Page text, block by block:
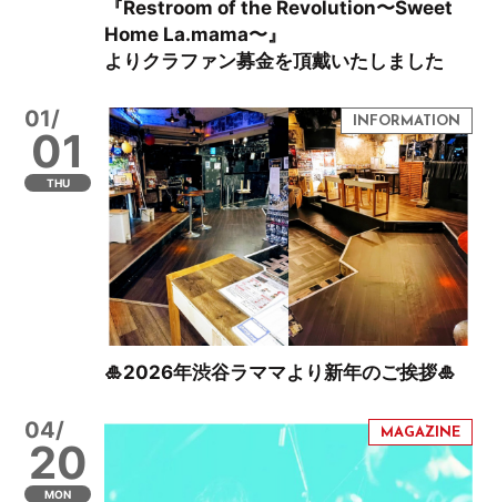
『Restroom of the Revolution〜Sweet
Home La.mama〜』
よりクラファン募金を頂戴いたしました
01/
01
THU
🎍2026年渋谷ラママより新年のご挨拶🎍
04/
20
MON